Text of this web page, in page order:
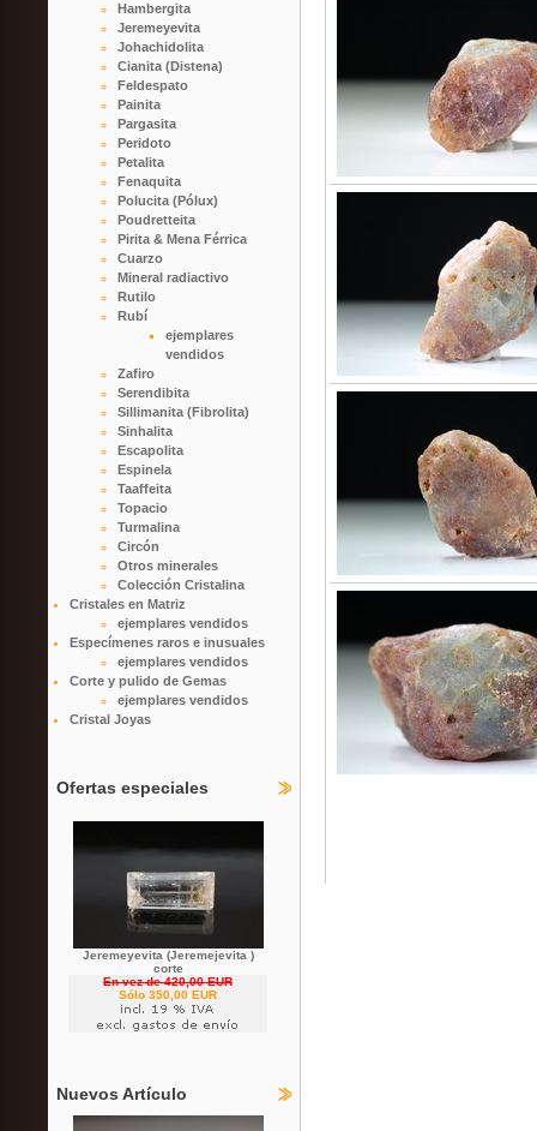
Hambergita
Jeremeyevita
Johachidolita
Cianita (Distena)
Feldespato
Painita
Pargasita
Peridoto
Petalita
Fenaquita
Polucita (Pólux)
Poudretteita
Pirita & Mena Férrica
Cuarzo
Mineral radiactivo
Rutilo
Rubí
ejemplares
vendidos
Zafiro
Serendibita
Sillimanita (Fibrolita)
Sinhalita
Escapolita
Espinela
Taaffeita
Topacio
Turmalina
Circón
Otros minerales
Colección Cristalina
Cristales en Matriz
ejemplares vendidos
Especímenes raros e inusuales
ejemplares vendidos
Corte y pulido de Gemas
ejemplares vendidos
Cristal Joyas
Ofertas especiales
Jeremeyevita (Jeremejevita )
corte
En vez de 420,00 EUR
Sólo 350,00 EUR
Nuevos Artículo